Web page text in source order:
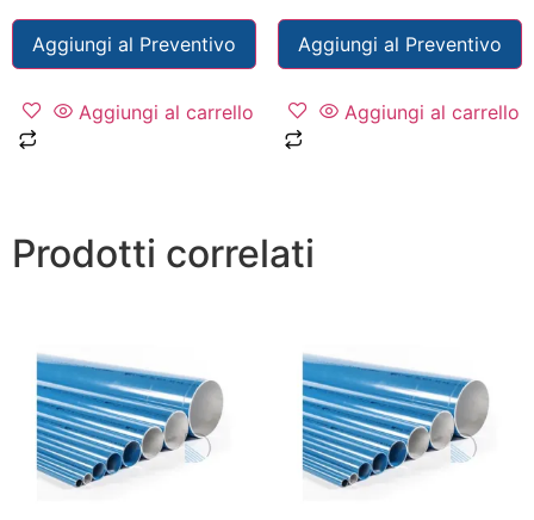
Aggiungi al Preventivo
Aggiungi al carrello
Aggiungi al Preventivo
Aggiungi al carrello
Prodotti correlati